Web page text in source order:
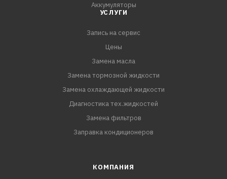
Аккумуляторы
УСЛУГИ
Запись на сервис
Цены
Замена масла
Замена тормозной жидкости
Замена охлаждающей жидкости
Диагностика тех.жидкостей
Замена фильтров
Заправка кондиционеров
КОМПАНИЯ